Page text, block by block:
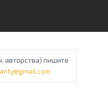
авторства) пишите